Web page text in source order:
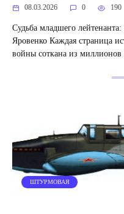
08.03.2026 0 190
Судьба младшего
Яровенко Каждая страница
войны соткана из миллионов
ШТУРМОВАЯ